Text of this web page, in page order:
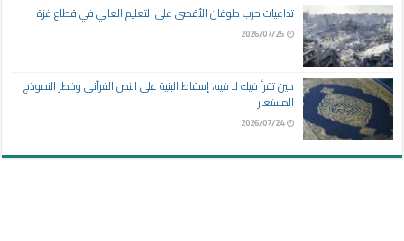
تداعيات حرب طوفان الأقصى على التعليم العالي في قطاع غزة
2026/07/25
حين تقرأ فيك لا فيه، إسقاط البنية على النص القرآني وخطر النموذج
المستعار
2026/07/24